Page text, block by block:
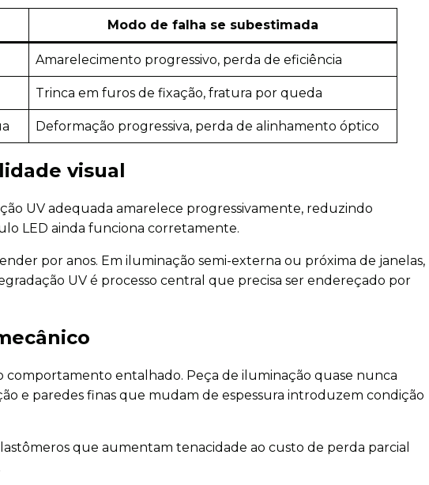
Modo de falha se subestimada
Amarelecimento progressivo, perda de eficiência
Trinca em furos de fixação, fratura por queda
Deformação progressiva, perda de alinhamento óptico
visual
UV adequada amarelece progressivamente, reduzindo
LED ainda funciona corretamente.
por anos. Em iluminação semi-externa ou próxima de janelas,
UV é processo central que precisa ser endereçado por
entalhado. Peça de iluminação quase nunca
e paredes finas que mudam de espessura introduzem condição
que aumentam tenacidade ao custo de perda parcial